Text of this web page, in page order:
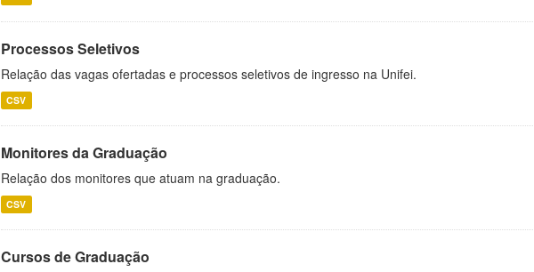
Processos Seletivos
Relação das vagas ofertadas e processos seletivos de ingresso na Unifei.
CSV
Monitores da Graduação
Relação dos monitores que atuam na graduação.
CSV
Cursos de Graduação